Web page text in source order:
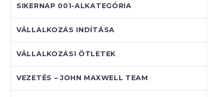
SIKERNAP 001-ALKATEGÓRIA
VÁLLALKOZÁS INDÍTÁSA
VÁLLALKOZÁSI ÖTLETEK
VEZETÉS – JOHN MAXWELL TEAM